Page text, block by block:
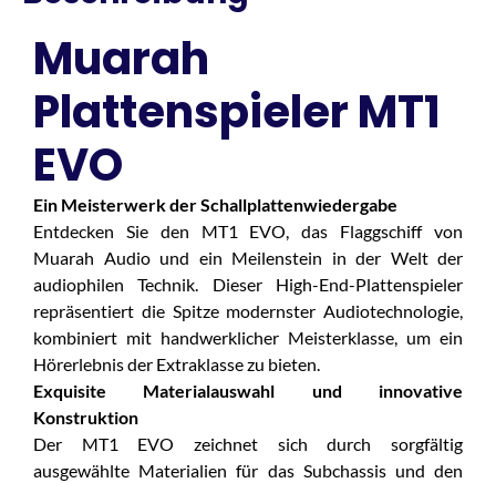
Muarah
Plattenspieler MT1
EVO
Ein Meisterwerk der Schallplattenwiedergabe
Entdecken Sie den MT1 EVO, das Flaggschiff von
Muarah Audio und ein Meilenstein in der Welt der
audiophilen Technik. Dieser High-End-Plattenspieler
repräsentiert die Spitze modernster Audiotechnologie,
kombiniert mit handwerklicher Meisterklasse, um ein
Hörerlebnis der Extraklasse zu bieten.
Exquisite Materialauswahl und innovative
Konstruktion
Der MT1 EVO zeichnet sich durch sorgfältig
ausgewählte Materialien für das Subchassis und den